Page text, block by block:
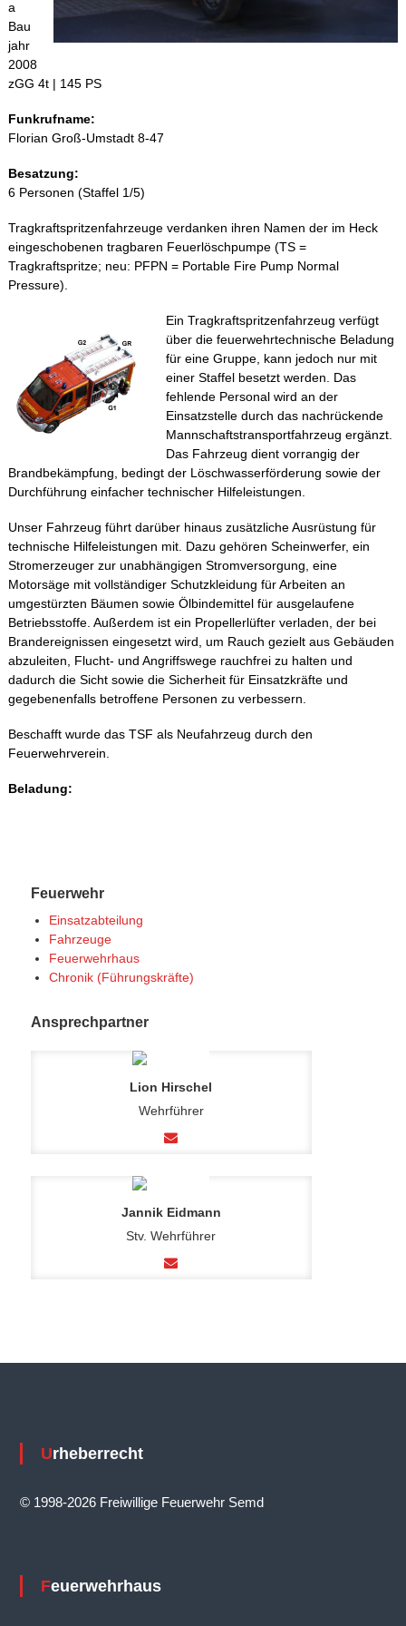
a
Bau
jahr
2008
zGG 4t | 145 PS
Funkrufname:
Florian Groß-Umstadt 8-47
Besatzung:
6 Personen (Staffel 1/5)
Tragkraftspritzenfahrzeuge verdanken ihren Namen der im Heck
eingeschobenen tragbaren Feuerlöschpumpe (TS =
Tragkraftspritze; neu: PFPN = Portable Fire Pump Normal
Pressure).
Ein Tragkraftspritzenfahrzeug verfügt
über die feuerwehrtechnische Beladung
für eine Gruppe, kann jedoch nur mit
einer Staffel besetzt werden. Das
fehlende Personal wird an der
Einsatzstelle durch das nachrückende
Mannschaftstransportfahrzeug ergänzt.
Das Fahrzeug dient vorrangig der
Brandbekämpfung, bedingt der Löschwasserförderung sowie der
Durchführung einfacher technischer Hilfeleistungen.
Unser Fahrzeug führt darüber hinaus zusätzliche Ausrüstung für
technische Hilfeleistungen mit. Dazu gehören Scheinwerfer, ein
Stromerzeuger zur unabhängigen Stromversorgung, eine
Motorsäge mit vollständiger Schutzkleidung für Arbeiten an
umgestürzten Bäumen sowie Ölbindemittel für ausgelaufene
Betriebsstoffe. Außerdem ist ein Propellerlüfter verladen, der bei
Brandereignissen eingesetzt wird, um Rauch gezielt aus Gebäuden
abzuleiten, Flucht- und Angriffswege rauchfrei zu halten und
dadurch die Sicht sowie die Sicherheit für Einsatzkräfte und
gegebenenfalls betroffene Personen zu verbessern.
Beschafft wurde das TSF als Neufahrzeug durch den
Feuerwehrverein.
Beladung:
Feuerwehr
Einsatzabteilung
Fahrzeuge
Feuerwehrhaus
Chronik (Führungskräfte)
Ansprechpartner
Lion Hirschel
Wehrführer
Jannik Eidmann
Stv. Wehrführer
Urheberrecht
© 1998-2026 Freiwillige Feuerwehr Semd
Feuerwehrhaus